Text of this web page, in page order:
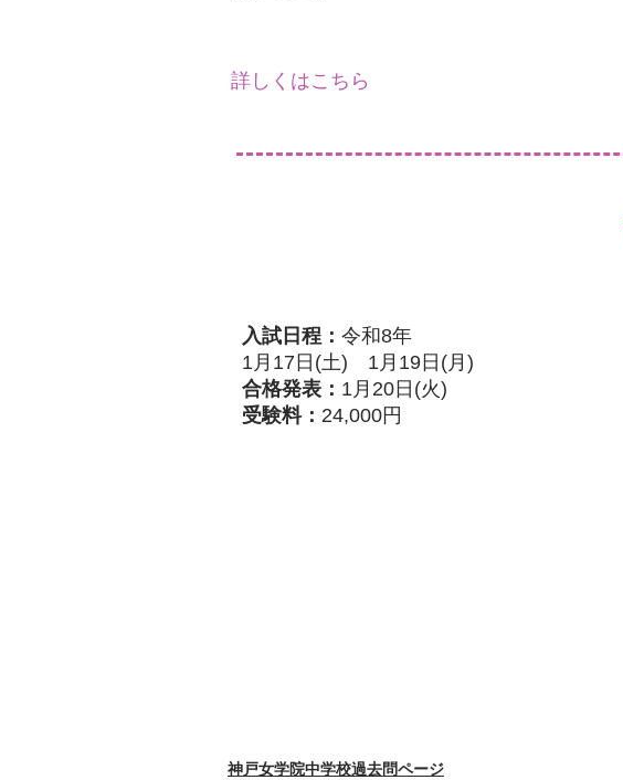
詳しくはこちら
入試日程： 令和8年
1月17日(土) 1月19日(月)
合格発表： 1月20日(火)
受験料： 24,000円
神戸女学院中学校過去問ページ